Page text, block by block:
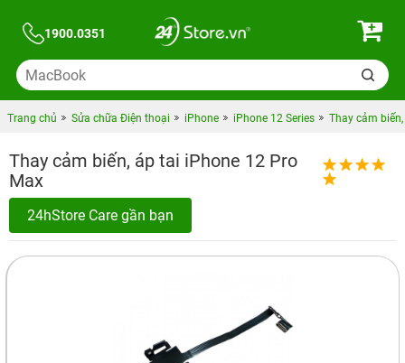
1900.0351
Trang chủ Sửa chữa Điện thoại iPhone iPhone 12 Series Thay cảm
Thay cảm biến, áp tai iPhone 12 Pro
Max
24hStore Care gần bạn